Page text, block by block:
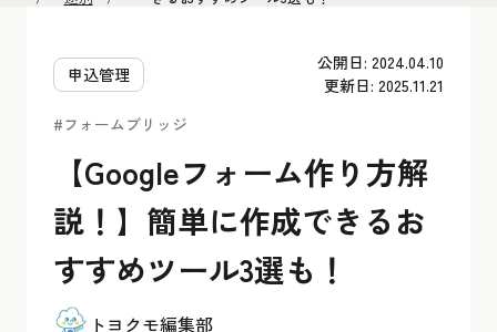
申込管理
公開日: 2024.04.10
更新日: 2025.11.21
#フォームブリッジ
【Googleフォーム作り方解
説！】簡単に作成できるお
すすめツール3選も！
トヨクモ編集部